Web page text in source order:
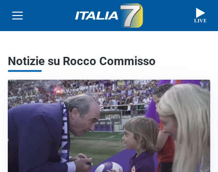
LIVE
Notizie su Rocco Commisso